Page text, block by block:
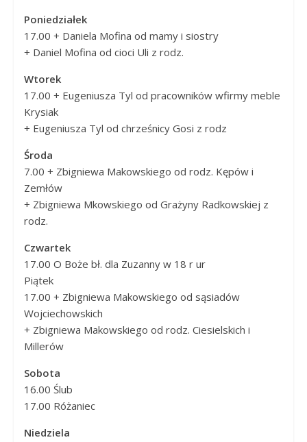
Panny
Strzałkowie
Poniedziałek
17.00 + Daniela Mofina od mamy i siostry
+ Daniel Mofina od cioci Uli z rodz.
Wtorek
17.00 + Eugeniusza Tyl od pracowników wfirmy meble
Krysiak
+ Eugeniusza Tyl od chrześnicy Gosi z rodz
Środa
7.00 + Zbigniewa Makowskiego od rodz. Kępów i
Zemłów
+ Zbigniewa Mkowskiego od Grażyny Radkowskiej z
rodz.
Czwartek
17.00 O Boże bł. dla Zuzanny w 18 r ur
Piątek
17.00 + Zbigniewa Makowskiego od sąsiadów
Wojciechowskich
+ Zbigniewa Makowskiego od rodz. Ciesielskich i
Millerów
Sobota
16.00 Ślub
17.00 Różaniec
Niedziela